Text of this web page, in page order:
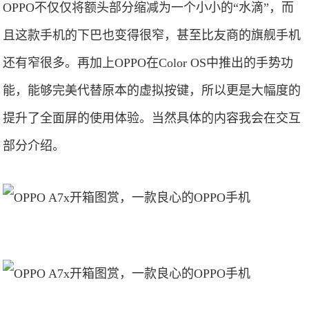
OPPO不仅仅将额头部分缩减为一个小小的“水滴”，而
且这款手机的下巴也变得很窄，甚至比友商的旗舰手机
还有窄很多。再加上OPPO在Color OS中推出的手势功
能，能够完美代替原本的虚拟按键，所以更是大幅度的
提升了全面屏的使用体验。当然具体的内容我会在交互
部分介绍。